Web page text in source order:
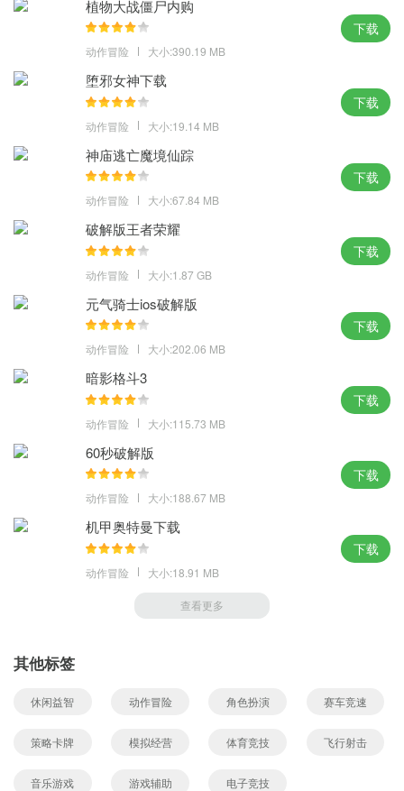
植物大战僵尸内购
动作冒险 大小:390.19 MB
下载
堕邪女神下载
动作冒险 大小:19.14 MB
下载
神庙逃亡魔境仙踪
动作冒险 大小:67.84 MB
下载
破解版王者荣耀
动作冒险 大小:1.87 GB
下载
元气骑士ios破解版
动作冒险 大小:202.06 MB
下载
暗影格斗3
动作冒险 大小:115.73 MB
下载
60秒破解版
动作冒险 大小:188.67 MB
下载
机甲奥特曼下载
动作冒险 大小:18.91 MB
下载
查看更多
其他标签
休闲益智 动作冒险 角色扮演 赛车竞速
策略卡牌 模拟经营 体育竞技 飞行射击
音乐游戏 游戏辅助 电子竞技